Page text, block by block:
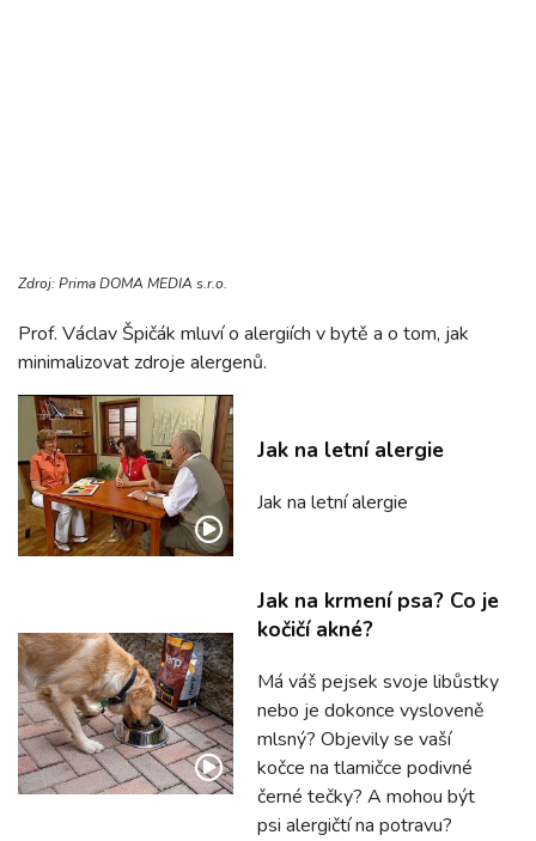
Zdroj: Prima DOMA MEDIA s.r.o.
Prof. Václav Špičák mluví o alergiích v bytě a o tom, jak
minimalizovat zdroje alergenů.
Jak na letní alergie
Jak na letní alergie
Jak na krmení psa? Co je
kočičí akné?
Má váš pejsek svoje libůstky
nebo je dokonce vysloveně
mlsný? Objevily se vaší
kočce na tlamičce podivné
černé tečky? A mohou být
psi alergičtí na potravu?